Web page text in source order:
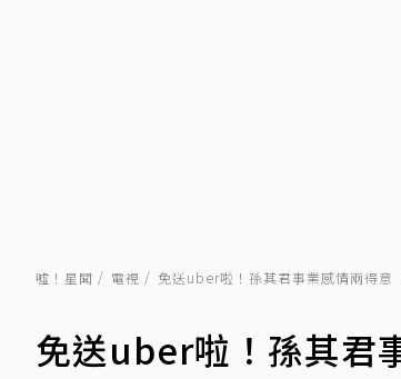
噓！星聞 電視 免送uber啦！孫其君事業感情兩得意
免送uber啦！孫其君